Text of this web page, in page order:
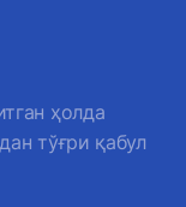
ҳолда
тўғри қабул